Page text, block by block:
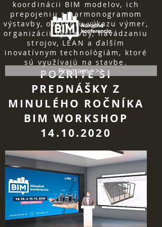
koordinácii BIM modelov, ich
prepojeniu s harmonogramom
výstavby, overeniu výkazu výmer,
organizácii výstavby, navádzaniu
strojov, LEAN a ďalším
inovatívnym technológiám, ktoré
sú využívajú na stavbe.
POZRITE SI
PREDNÁŠKY Z
MINULÉHO ROČNÍKA
BIM WORKSHOP
14.10.2020
Program >>>